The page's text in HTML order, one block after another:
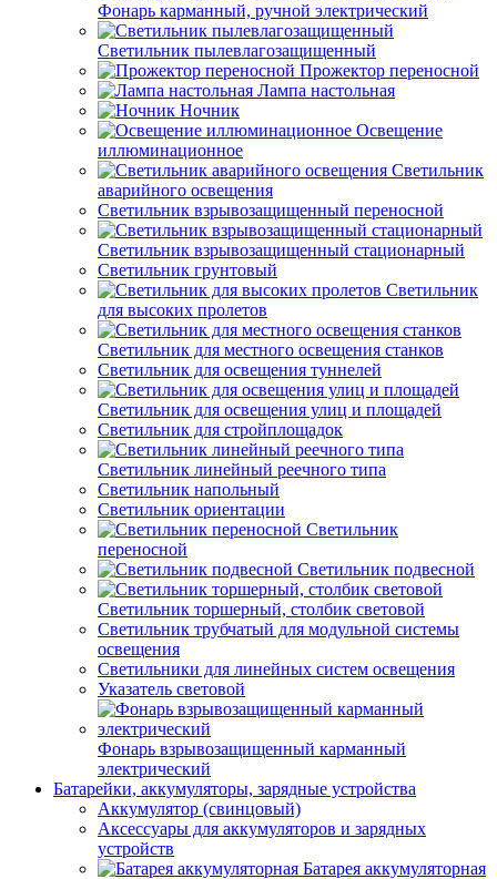
Фонарь карманный, ручной электрический
Светильник пылевлагозащищенный
Прожектор переносной
Лампа настольная
Ночник
Освещение
иллюминационное
Светильник
аварийного освещения
Светильник взрывозащищенный переносной
Светильник взрывозащищенный стационарный
Светильник грунтовый
Светильник
для высоких пролетов
Светильник для местного освещения станков
Светильник для освещения туннелей
Светильник для освещения улиц и площадей
Светильник для стройплощадок
Светильник линейный реечного типа
Светильник напольный
Светильник ориентации
Светильник
переносной
Светильник подвесной
Светильник торшерный, столбик световой
Светильник трубчатый для модульной системы
освещения
Светильники для линейных систем освещения
Указатель световой
Фонарь взрывозащищенный карманный
электрический
Батарейки, аккумуляторы, зарядные устройства
Аккумулятор (свинцовый)
Аксессуары для аккумуляторов и зарядных
устройств
Батарея аккумуляторная